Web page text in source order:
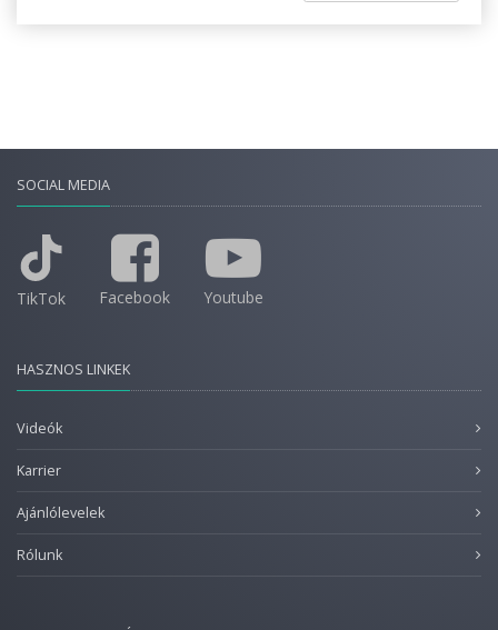
SOCIAL MEDIA
TikTok Facebook Youtube
HASZNOS LINKEK
Videók
Karrier
Ajánlólevelek
Rólunk